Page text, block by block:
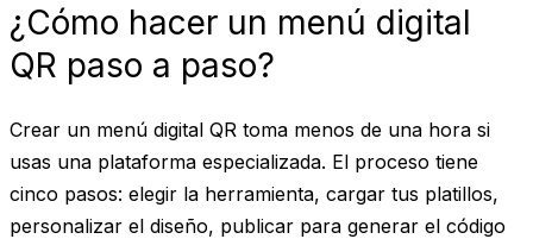
¿Cómo hacer un menú digital
QR paso a paso?
Crear un menú digital QR toma menos de una hora si
usas una plataforma especializada. El proceso tiene
cinco pasos: elegir la herramienta, cargar tus platillos,
personalizar el diseño, publicar para generar el código